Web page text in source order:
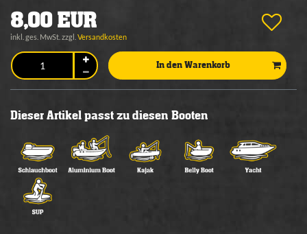
8,00 EUR
inkl. ges. MwSt. zzgl. Versandkosten
In den Warenkorb
Dieser Artikel passt zu diesen Booten